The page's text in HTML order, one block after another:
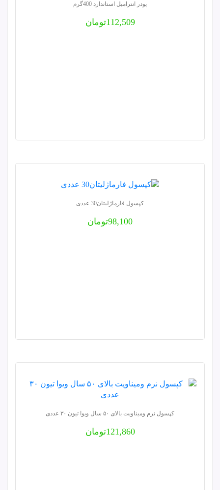
پودر انتراميل استاندارد 400گرم
112,509تومان
کپسول فارماژلیتان30 عددی
98,100تومان
کپسول نرم ومیناویت بالای ۵۰ سال ویوا تیون ۳۰ عددی
121,860تومان